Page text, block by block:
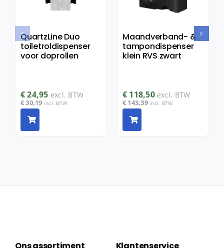
QuartzLine Duo
toiletroldispenser
voor doprollen
€24,95 excl. BTW
€30,19 incl. BTW
Maandverband- &
tampondispenser
klein RVS zwart
€ 118,50 excl. BTW
€ 143,39 incl. BTW
Ons assortiment Klantenservice